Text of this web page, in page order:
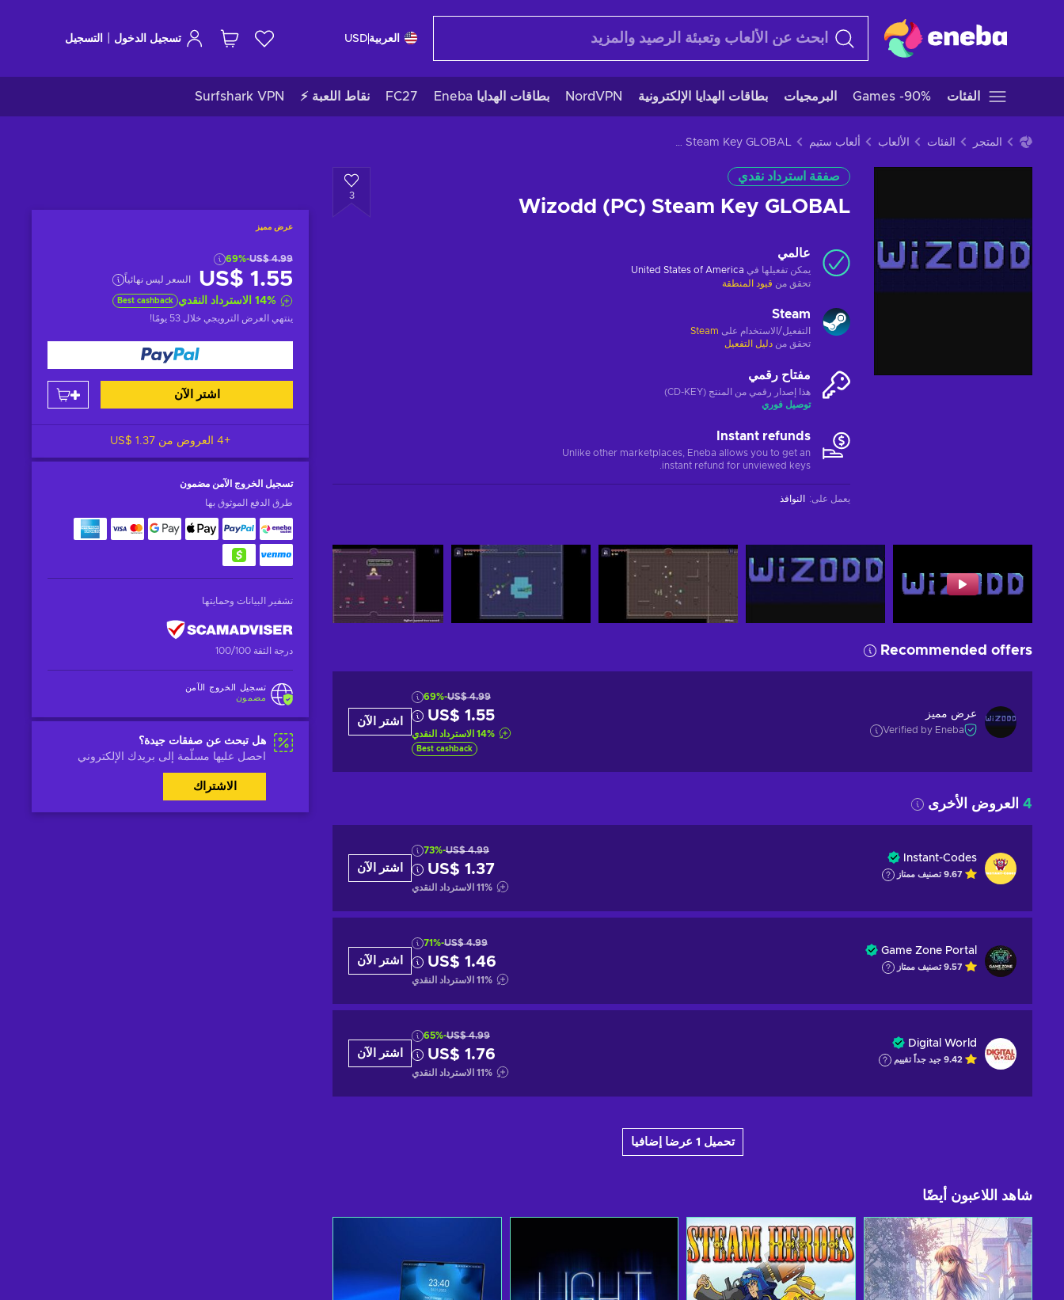
العربية USD تسجيل الدخول التسجيل
الفئات Games -90% البرمجيات بطاقات الهدايا الإلكترونية NordVPN بطاقات الهدايا Eneba FC27 نقاط اللعبة ⚡ Surfshark VPN
المتجر الفئات الألعاب ألعاب ستيم Wizodd (PC) Steam Key GLOBAL
صفقة استرداد نقدي
Wizodd (PC) Steam Key GLOBAL
3
عرض مميز
US$ 4.99
-69%
US$ 1.55 السعر ليس نهائياً
14% الاسترداد النقدي Best cashback
ينتهي العرض الترويجي خلال 53 يومًا !
اشتر الآن
+4 العروض من US$ 1.37
تسجيل الخروج الآمن مضمون
طرق الدفع الموثوق بها
تشفير البيانات وحمايتها
درجة الثقة 100/100
تسجيل الخروج الآمن
مضمون
هل تبحث عن صفقات جيدة؟
احصل عليها مسلّمة إلى بريدك الإلكتروني
الاشتراك
عالمي
يمكن تفعيلها في United States of America
تحقق من قيود المنطقة
Steam
التفعيل/الاستخدام على Steam
تحقق من دليل التفعيل
مفتاح رقمي
هذا إصدار رقمي من المنتج (CD-KEY)
توصيل فوري
Instant refunds
Unlike other marketplaces, Eneba allows you to get an
instant refund for unviewed keys.
يعمل على: النوافذ
Recommended offers
عرض مميز
Verified by Eneba
US$ 4.99
-69%
US$ 1.55
14% الاسترداد النقدي
Best cashback
اشتر الآن
4 العروض الأخرى
Instant-Codes
9.67 تصنيف ممتاز
US$ 4.99
-73%
US$ 1.37
11% الاسترداد النقدي
اشتر الآن
Game Zone Portal
9.57 تصنيف ممتاز
US$ 4.99
-71%
US$ 1.46
11% الاسترداد النقدي
اشتر الآن
Digital World
9.42 جيد جداً تقييم
US$ 4.99
-65%
US$ 1.76
11% الاسترداد النقدي
اشتر الآن
تحميل 1 عرضا إضافيا
شاهد اللاعبون أيضًا